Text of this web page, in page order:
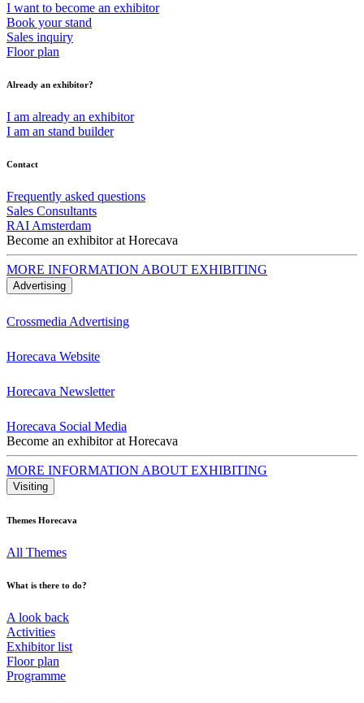
I want to become an exhibitor
Book your stand
Sales inquiry
Floor plan
Already an exhibitor?
I am already an exhibitor
I am an stand builder
Contact
Frequently asked questions
Sales Consultants
RAI Amsterdam
Become an exhibitor at Horecava
MORE INFORMATION ABOUT EXHIBITING
Advertising
Crossmedia Advertising
Horecava Website
Horecava Newsletter
Horecava Social Media
Become an exhibitor at Horecava
MORE INFORMATION ABOUT EXHIBITING
Visiting
Themes Horecava
All Themes
What is there to do?
A look back
Activities
Exhibitor list
Floor plan
Programme